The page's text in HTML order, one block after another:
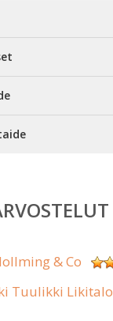
& Co
Tuulikki Likitalo